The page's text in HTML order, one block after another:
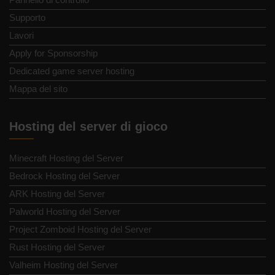
Supporto
Lavori
Apply for Sponsorship
Dedicated game server hosting
Mappa del sito
Hosting del server di gioco
Minecraft Hosting del Server
Bedrock Hosting del Server
ARK Hosting del Server
Palworld Hosting del Server
Project Zomboid Hosting del Server
Rust Hosting del Server
Valheim Hosting del Server